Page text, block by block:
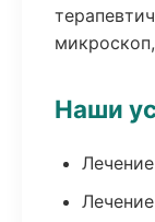
Наши